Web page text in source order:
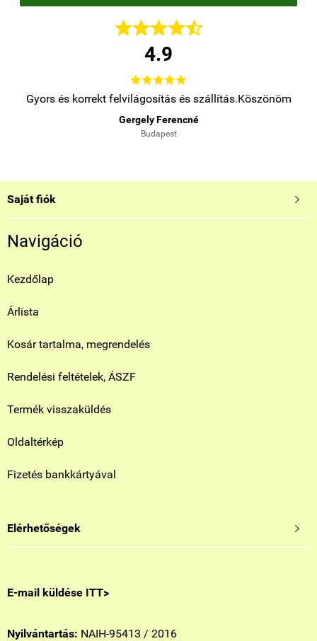

4.9

Gyors és korrekt felvilágosítás és szállítás.Köszönöm
Gergely Ferencné
Budapest
Saját fiók 
Navigáció
Kezdőlap
Árlista
Kosár tartalma, megrendelés
Rendelési feltételek, ÁSZF
Termék visszaküldés
Oldaltérkép
Fizetés bankkártyával
Elérhetőségek 
E-mail küldése ITT>
Nyilvántartás: NAIH-95413 / 2016